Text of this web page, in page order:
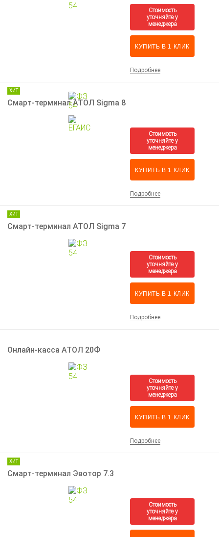
КУПИТЬ В 1 КЛИК
Подробнее
ХИТ
Смарт-терминал АТОЛ Sigma 8
КУПИТЬ В 1 КЛИК
Подробнее
ХИТ
Смарт-терминал АТОЛ Sigma 7
КУПИТЬ В 1 КЛИК
Подробнее
Онлайн-касса АТОЛ 20Ф
КУПИТЬ В 1 КЛИК
Подробнее
ХИТ
Смарт-терминал Эвотор 7.3